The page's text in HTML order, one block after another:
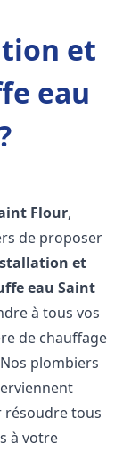
et
eau
Flour,
de proposer
et
eau Saint
à tous vos
de chauffage
plombiers
tous
à votre